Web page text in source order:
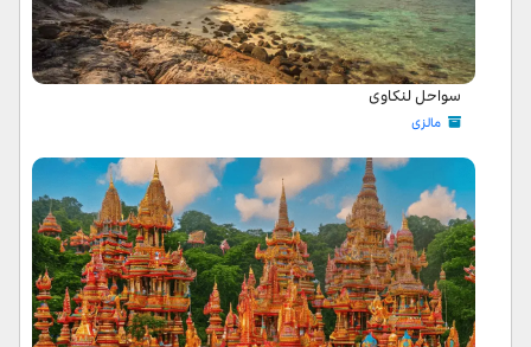
سواحل لنکاوی
مالزی